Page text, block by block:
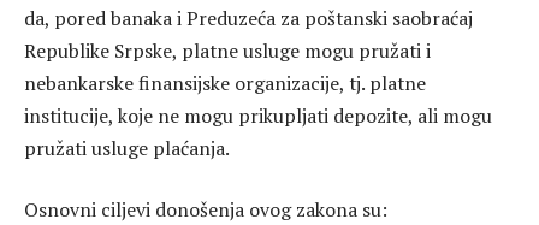
da, pored banaka i Preduzeća za poštanski saobraćaj
Republike Srpske, platne usluge mogu pružati i
nebankarske finansijske organizacije, tj. platne
institucije, koje ne mogu prikupljati depozite, ali mogu
pružati usluge plaćanja.
Osnovni ciljevi donošenja ovog zakona su: